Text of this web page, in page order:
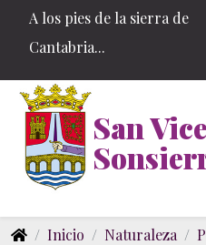
A los pies de la sierra de
Cantabria...
San
Inicio Naturaleza